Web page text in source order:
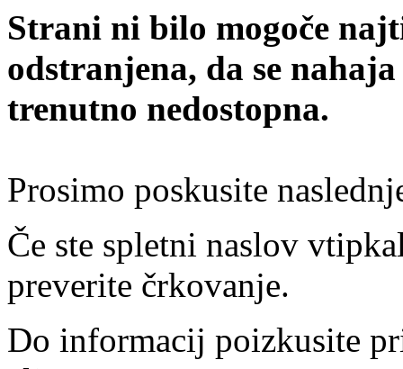
Strani ni bilo mogoče
odstranjena, da se
trenutno nedostopna.
Prosimo poskusite
Če ste spletni naslov
preverite črkovanje.
Do informacij poizkusite